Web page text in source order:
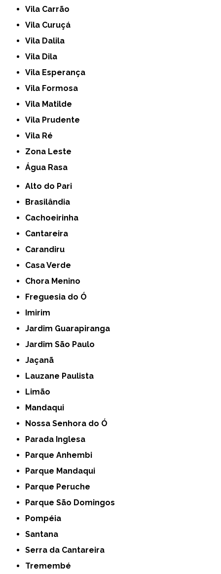
Vila Carrão
Vila Curuçá
Vila Dalila
Vila Dila
Vila Esperança
Vila Formosa
Vila Matilde
Vila Prudente
Vila Ré
Zona Leste
Água Rasa
Alto do Pari
Brasilândia
Cachoeirinha
Cantareira
Carandiru
Casa Verde
Chora Menino
Freguesia do Ó
Imirim
Jardim Guarapiranga
Jardim São Paulo
Jaçanã
Lauzane Paulista
Limão
Mandaqui
Nossa Senhora do Ó
Parada Inglesa
Parque Anhembi
Parque Mandaqui
Parque Peruche
Parque São Domingos
Pompéia
Santana
Serra da Cantareira
Tremembé